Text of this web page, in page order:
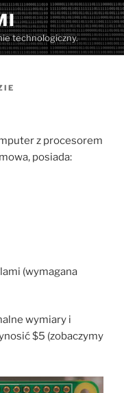
technologiczny.
z procesorem
posiada:
(wymagana
wymiary i
$5 (zobaczymy